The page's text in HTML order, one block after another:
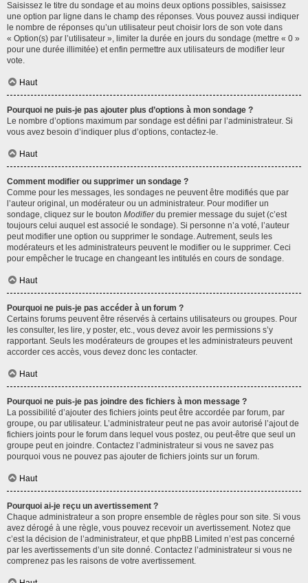
Saisissez le titre du sondage et au moins deux options possibles, saisissez
une option par ligne dans le champ des réponses. Vous pouvez aussi indiquer
le nombre de réponses qu’un utilisateur peut choisir lors de son vote dans
« Option(s) par l’utilisateur », limiter la durée en jours du sondage (mettre « 0 »
pour une durée illimitée) et enfin permettre aux utilisateurs de modifier leur
vote.
Haut
Pourquoi ne puis-je pas ajouter plus d’options à mon sondage ?
Le nombre d’options maximum par sondage est défini par l’administrateur. Si
vous avez besoin d’indiquer plus d’options, contactez-le.
Haut
Comment modifier ou supprimer un sondage ?
Comme pour les messages, les sondages ne peuvent être modifiés que par
l’auteur original, un modérateur ou un administrateur. Pour modifier un
sondage, cliquez sur le bouton Modifierdu premier message du sujet (c’est
toujours celui auquel est associé le sondage). Si personne n’a voté, l’auteur
peut modifier une option ou supprimer le sondage. Autrement, seuls les
modérateurs et les administrateurs peuvent le modifier ou le supprimer. Ceci
pour empêcher le trucage en changeant les intitulés en cours de sondage.
Haut
Pourquoi ne puis-je pas accéder à un forum ?
Certains forums peuvent être réservés à certains utilisateurs ou groupes. Pour
les consulter, les lire, y poster, etc., vous devez avoir les permissions s’y
rapportant. Seuls les modérateurs de groupes et les administrateurs peuvent
accorder ces accès, vous devez donc les contacter.
Haut
Pourquoi ne puis-je pas joindre des fichiers à mon message ?
La possibilité d’ajouter des fichiers joints peut être accordée par forum, par
groupe, ou par utilisateur. L’administrateur peut ne pas avoir autorisé l’ajout de
fichiers joints pour le forum dans lequel vous postez, ou peut-être que seul un
groupe peut en joindre. Contactez l’administrateur si vous ne savez pas
pourquoi vous ne pouvez pas ajouter de fichiers joints sur un forum.
Haut
Pourquoi ai-je reçu un avertissement ?
Chaque administrateur a son propre ensemble de règles pour son site. Si vous
avez dérogé à une règle, vous pouvez recevoir un avertissement. Notez que
c’est la décision de l’administrateur, et que phpBB Limited n’est pas concerné
par les avertissements d’un site donné. Contactez l’administrateur si vous ne
comprenez pas les raisons de votre avertissement.